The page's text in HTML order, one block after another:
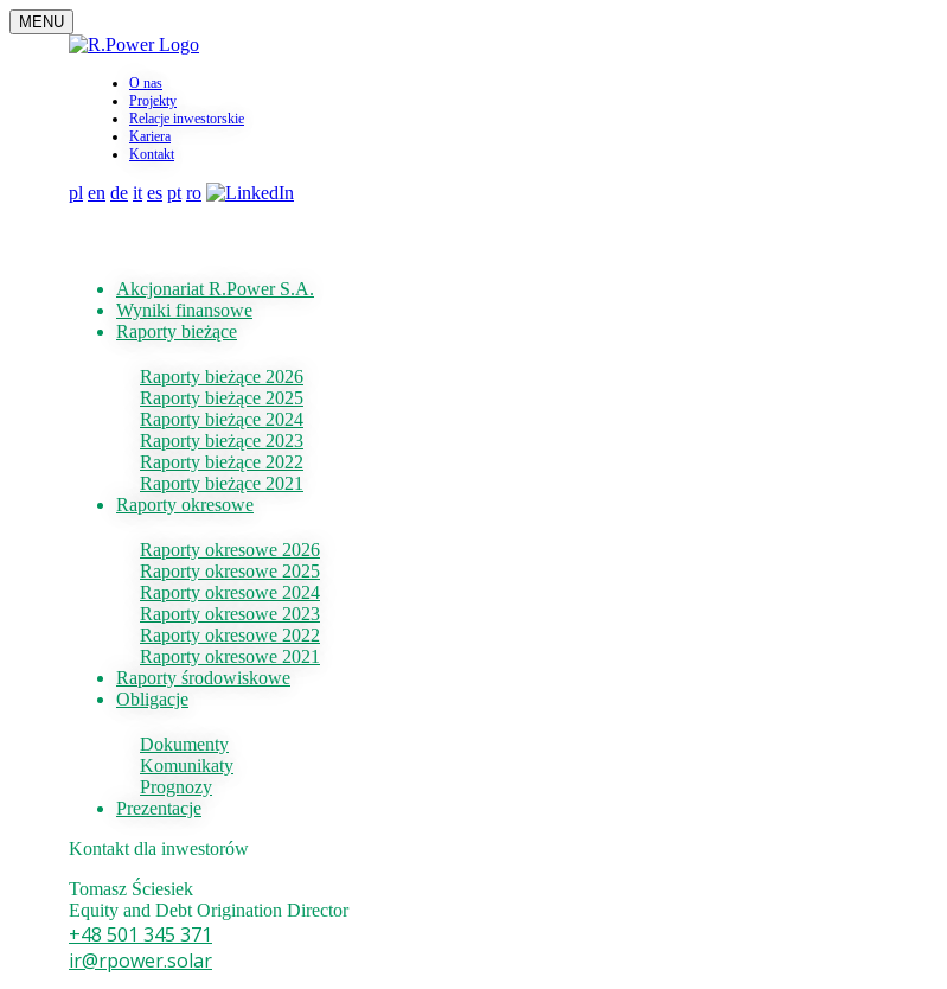
MENU
O nas
Projekty
Relacje inwestorskie
Kariera
Kontakt
pl en de it es pt ro
Akcjonariat R.Power S.A.
Wyniki finansowe
Raporty bieżące
Raporty bieżące 2026
Raporty bieżące 2025
Raporty bieżące 2024
Raporty bieżące 2023
Raporty bieżące 2022
Raporty bieżące 2021
Raporty okresowe
Raporty okresowe 2026
Raporty okresowe 2025
Raporty okresowe 2024
Raporty okresowe 2023
Raporty okresowe 2022
Raporty okresowe 2021
Raporty środowiskowe
Obligacje
Dokumenty
Komunikaty
Prognozy
Prezentacje
Kontakt dla inwestorów
Tomasz Ściesiek
Equity and Debt Origination Director
+48 501 345 371
ir@rpower.solar